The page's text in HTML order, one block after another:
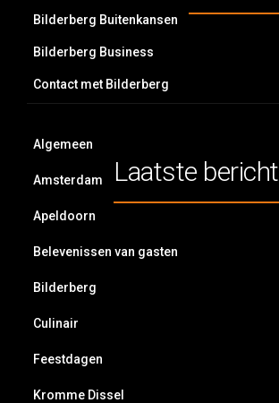
Bilderberg Buitenkansen
Bilderberg Business
Contact met Bilderberg
Algemeen
Amsterdam
Apeldoorn
Belevenissen van gasten
Bilderberg
Culinair
Feestdagen
Kromme Dissel
Laatste bericht